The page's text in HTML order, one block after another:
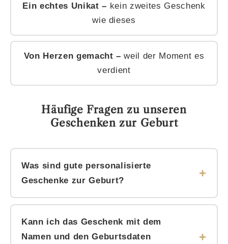
Ein echtes Unikat – kein zweites Geschenk
wie dieses
Von Herzen gemacht – weil der Moment es
verdient
Häufige Fragen zu unseren
Geschenken zur Geburt
Was sind gute personalisierte
Geschenke zur Geburt?
Besonders beliebt sind Erinnerungsboxen mit
dem Namen und den Geburtsdaten des Babys,
personalisierte Holzwürfel und Sternenkarten, die
Kann ich das Geschenk mit dem
Namen und den Geburtsdaten